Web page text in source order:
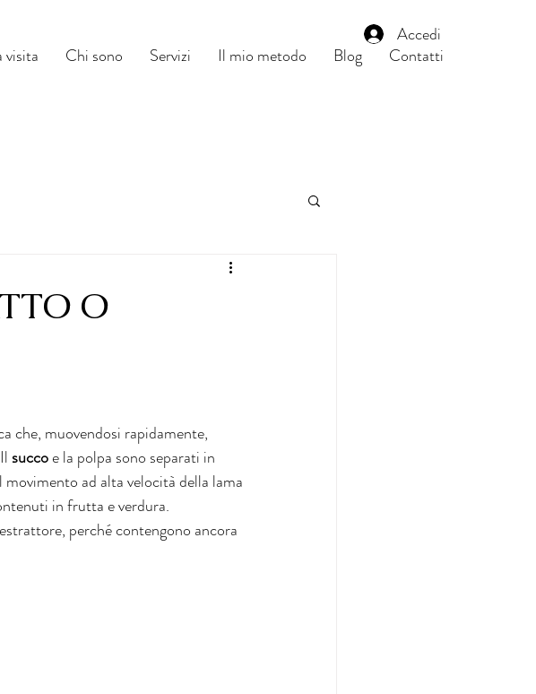
Accedi
visita Chi sono Servizi Il mio metodo Blog Contatti
O
che, muovendosi rapidamente,
succo e la polpa sono separati in
ad alta velocità della lama
in frutta e verdura.
perché contengono ancora